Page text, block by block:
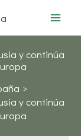
y continúa
y continúa